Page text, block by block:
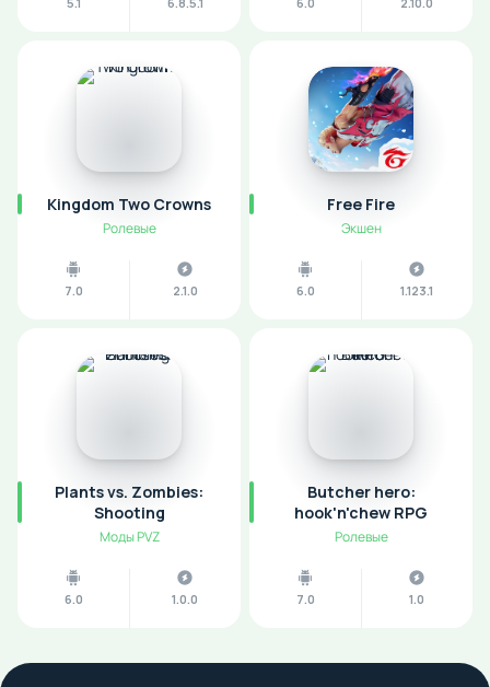
5.1 6.8.5.1 6.0 2.10.0
Kingdom Two Crowns
Ролевые
7.0 2.1.0
Free Fire
Экшен
6.0 1.123.1
Plants vs. Zombies:
Shooting
Моды PVZ
6.0 1.0.0
Butcher hero:
hook'n'chew RPG
Ролевые
7.0 1.0